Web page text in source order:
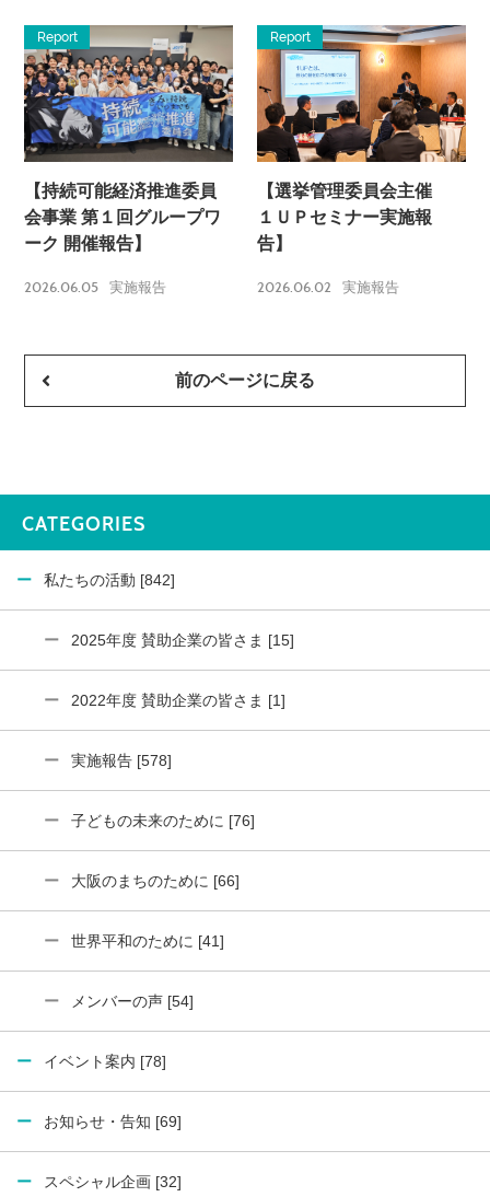
Report
【持続可能経済推進委員
会事業 第１回グループワ
ーク 開催報告】
2026.06.05 実施報告
Report
【選挙管理委員会主催
１ＵＰセミナー実施報
告】
2026.06.02 実施報告
前のページに戻る
CATEGORIES
私たちの活動 [842]
2025年度 賛助企業の皆さま [15]
2022年度 賛助企業の皆さま [1]
実施報告 [578]
子どもの未来のために [76]
大阪のまちのために [66]
世界平和のために [41]
メンバーの声 [54]
イベント案内 [78]
お知らせ・告知 [69]
スペシャル企画 [32]